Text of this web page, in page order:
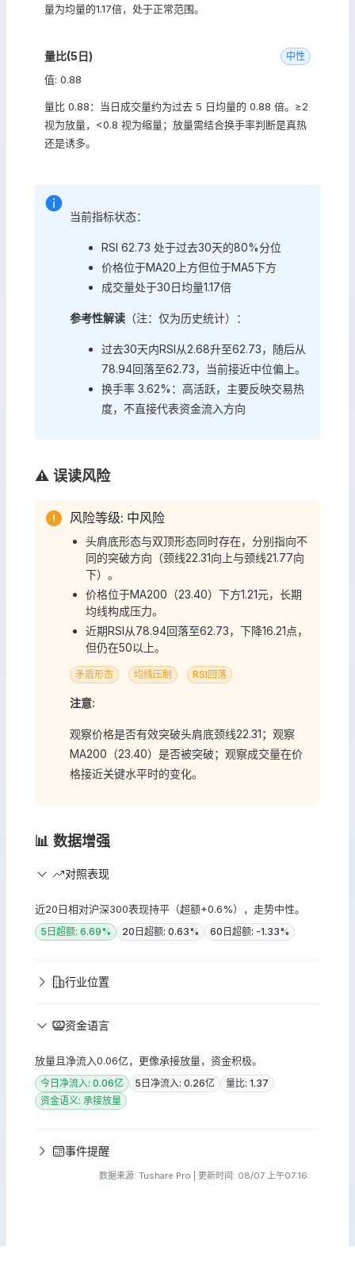
量为均量的1.17倍，处于正常范围。
量比(5日) 中性
值: 0.88
量比 0.88：当日成交量约为过去 5 日均量的 0.88 倍。≥2
视为放量，<0.8 视为缩量；放量需结合换手率判断是真热
还是诱多。
当前指标状态：
RSI 62.73 处于过去30天的80%分位
价格位于MA20上方但位于MA5下方
成交量处于30日均量1.17倍
参考性解读 （注：仅为历史统计）：
过去30天内RSI从2.68升至62.73，随后从
78.94回落至62.73，当前接近中位偏上。
换手率 3.62%：高活跃，主要反映交易热
度，不直接代表资金流入方向
⚠️ 误读风险
风险等级: 中风险
头肩底形态与双顶形态同时存在，分别指向不
同的突破方向（颈线22.31向上与颈线21.77向
下）。
价格位于MA200（23.40）下方1.21元，长期
均线构成压力。
近期RSI从78.94回落至62.73，下降16.21点，
但仍在50以上。
矛盾形态 均线压制 RSI回落
注意:
观察价格是否有效突破头肩底颈线22.31；观察
MA200（23.40）是否被突破；观察成交量在价
格接近关键水平时的变化。
📊 数据增强
对照表现
近20日相对沪深300表现持平（超额+0.6%），走势中性。
5日超额: 6.69% 20日超额: 0.63% 60日超额: -1.33%
行业位置
资金语言
放量且净流入0.06亿，更像承接放量，资金积极。
今日净流入: 0.06亿 5日净流入: 0.26亿
量比: 1.37
资金语义: 承接放量
事件提醒
数据来源: Tushare Pro | 更新时间: 08/07 上午07:16